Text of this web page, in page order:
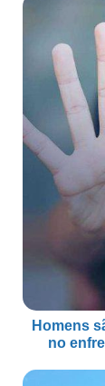
Homens
no